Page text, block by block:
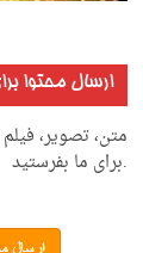
ارسال محتوا
متن، تصویر،
.برای ما بفرستید